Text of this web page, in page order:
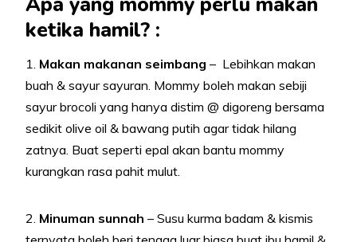
ketika hamil? :
1. Makan makanan seimbang – Lebihkan makan
buah & sayur sayuran. Mommy boleh makan sebiji
sayur brocoli yang hanya distim @ digoreng bersama
sedikit olive oil & bawang putih agar tidak hilang
zatnya. Buat seperti epal akan bantu mommy
kurangkan rasa pahit mulut.
2. Minuman sunnah – Susu kurma badam & kismis